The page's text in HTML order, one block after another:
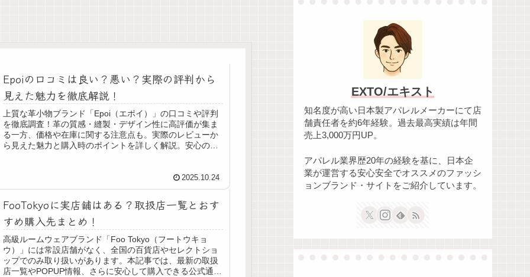
Epoiの口コミは良い？悪い？実際の評判から
見えた魅力を徹底解説！
上質な革小物ブランド「Epoi（エポイ）」の口コミや評判
を徹底調査！革の質感・縫製・デザイン性に高評価が集ま
る一方、価格や在庫に関する注意点も。実際のレビューか
ら見えた魅力と購入時のポイントを詳しく解説。安心の購
2025.10.24
FooTokyoに実店舗はある？取扱店一覧とおす
すめ購入先まとめ！
高級ルームウェアブランド「Foo Tokyo（フートウキョ
ウ）」には常設店舗がなく、全国の百貨店やセレクトショ
ップでのみ取り扱いがあります。本記事では、最新の取扱
店一覧やPOPUP情報、さらに安心して購入できる公式通
EXTO/エキスト
知名度が高い日本製アパレルメーカーにて店
舗責任者を約6年経験。過去最高実績は年間
売上3,000万円UP。
アパレル業界歴20年の経験を基に、日本企
業が運営する安心安全でオススメのファッシ
ョンブランド・サイトをご紹介しています。